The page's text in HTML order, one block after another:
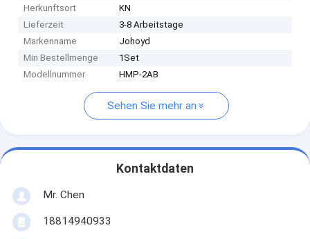
Herkunftsort
KN
Lieferzeit
3-8 Arbeitstage
Markenname
Johoyd
Min Bestellmenge
1Set
Modellnummer
HMP-2AB
Sehen Sie mehr an
Kontaktdaten
Mr. Chen
18814940933